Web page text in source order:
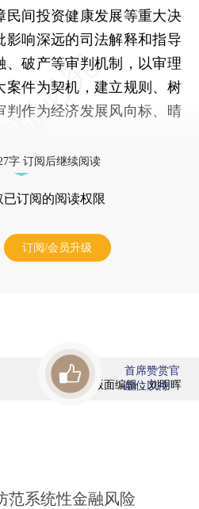
民间投资健康发展等重大决
影响深远的司法解释和指导
、破产等审判机制，以审理
案件为契机，建立规则、树
判作为经济发展风向标、晴
字 订阅后继续阅读
已订阅的阅读权限
订阅/会员升级
版面编辑：刘明晖
首席赞赏官
虚位以待
范系统性金融风险